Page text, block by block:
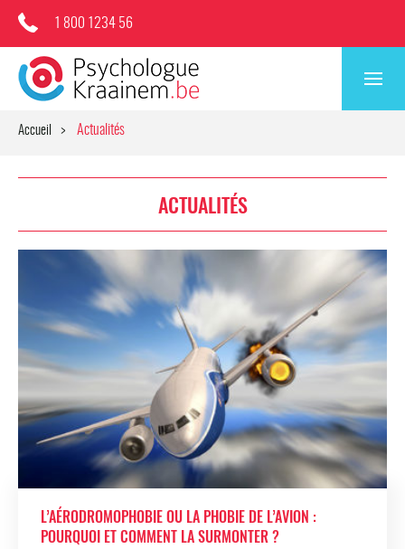
1 800 1234 56
Accueil Actualités
ACTUALITÉS
L’AÉRODROMOPHOBIE OU LA PHOBIE DE L’AVION :
POURQUOI ET COMMENT LA SURMONTER ?